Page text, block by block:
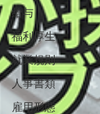
給与
福利厚生
就業規則
人事書類
雇用形態